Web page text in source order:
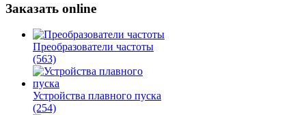
Заказать online
Преобразователи частоты
(563)
Устройства плавного пуска
(254)